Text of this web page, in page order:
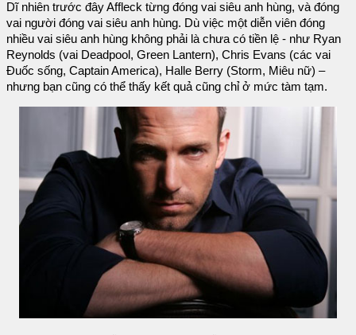
Dĩ nhiên trước đây Affleck từng đóng vai siêu anh hùng, và đóng
vai người đóng vai siêu anh hùng. Dù việc một diễn viên đóng
nhiều vai siêu anh hùng không phải là chưa có tiền lệ - như Ryan
Reynolds (vai Deadpool, Green Lantern), Chris Evans (các vai
Đuốc sống, Captain America), Halle Berry (Storm, Miêu nữ) –
nhưng bạn cũng có thể thấy kết quả cũng chỉ ở mức tàm tạm.